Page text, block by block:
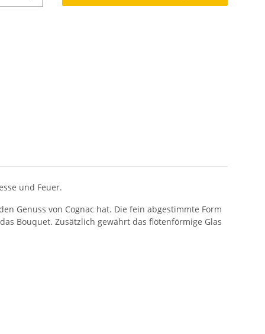
und Feuer.
Genuss von Cognac hat. Die fein abgestimmte Form
Bouquet. Zusätzlich gewährt das flötenförmige Glas